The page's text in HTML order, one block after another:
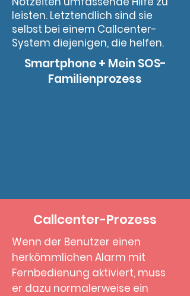
leisten. Letztendlich sind sie
selbst bei einem Callcenter-
System diejenigen, die helfen.
Smartphone + Mein SOS-
Familienprozess
Callcenter-Prozess
Wenn der Benutzer einen
herkömmlichen Alarm mit
Fernbedienung aktiviert, muss
er dazu normalerweise ein